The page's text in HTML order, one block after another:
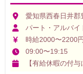
愛知県西春日井郡
パート・アルバイ
時給2000〜2200円
09:00〜19:15
【有給休暇の付